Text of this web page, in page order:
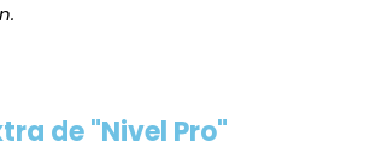
de "Nivel Pro"